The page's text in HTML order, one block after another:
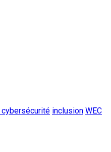
inclusion WEC